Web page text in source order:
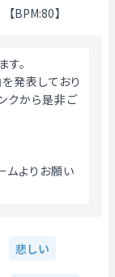
BPM:80】
。
発表しており
クから是非ご
ムよりお願い
悲しい